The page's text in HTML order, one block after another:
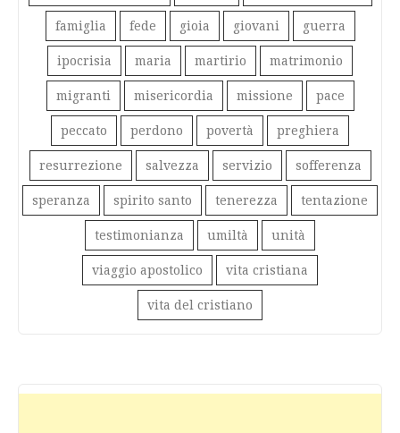
famiglia fede gioia giovani guerra
ipocrisia maria martirio matrimonio
migranti misericordia missione pace
peccato perdono povertà preghiera
resurrezione salvezza servizio sofferenza
speranza spirito santo tenerezza tentazione
testimonianza umiltà unità
viaggio apostolico vita cristiana
vita del cristiano